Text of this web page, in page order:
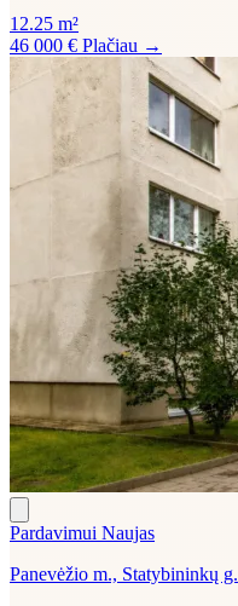
12.25 m²
46 000 € Plačiau →
Pardavimui Naujas
Panevėžio m., Statybininkų g.